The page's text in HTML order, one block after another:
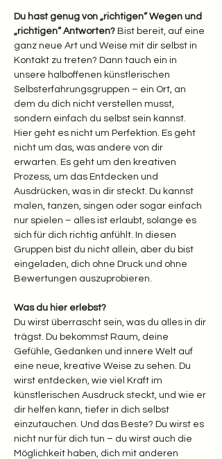
Du hast genug von „richtigen“ Wegen und
„richtigen“ Antworten? Bist bereit, auf eine
ganz neue Art und Weise mit dir selbst in
Kontakt zu treten? Dann tauch ein in
unsere halboffenen künstlerischen
Selbsterfahrungsgruppen – ein Ort, an
dem du dich nicht verstellen musst,
sondern einfach du selbst sein kannst.
Hier geht es nicht um Perfektion. Es geht
nicht um das, was andere von dir
erwarten. Es geht um den kreativen
Prozess, um das Entdecken und
Ausdrücken, was in dir steckt. Du kannst
malen, tanzen, singen oder sogar einfach
nur spielen – alles ist erlaubt, solange es
sich für dich richtig anfühlt. In diesen
Gruppen bist du nicht allein, aber du bist
eingeladen, dich ohne Druck und ohne
Bewertungen auszuprobieren.
Was du hier erlebst?
Du wirst überrascht sein, was du alles in dir
trägst. Du bekommst Raum, deine
Gefühle, Gedanken und innere Welt auf
eine neue, kreative Weise zu sehen. Du
wirst entdecken, wie viel Kraft im
künstlerischen Ausdruck steckt, und wie er
dir helfen kann, tiefer in dich selbst
einzutauchen. Und das Beste? Du wirst es
nicht nur für dich tun – du wirst auch die
Möglichkeit haben, dich mit anderen